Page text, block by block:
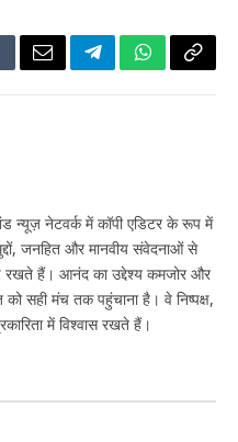
EmailTelegramWhatsApp
Copy
न्यूज़ नेटवर्क में कॉपी एडिटर के रूप में
जनहित और मानवीय संवेदनाओं से
रखते हैं। आनंद का उद्देश्य कमजोर और
सही मंच तक पहुंचाना है। वे निष्पक्ष,
में विश्वास रखते हैं।